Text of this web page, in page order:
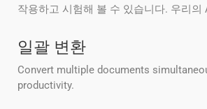
작용하고 시험해 볼 수 있습니다. 우리의
일괄 변환
Convert multiple documents
productivity.